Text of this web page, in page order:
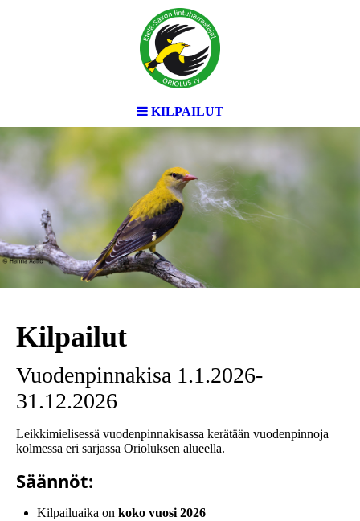
KILPAILUT
Kilpailut
Vuodenpinnakisa 1.1.2026-
31.12.2026
Leikkimielisessä vuodenpinnakisassa kerätään vuodenpinnoja
kolmessa eri sarjassa Orioluksen alueella.
Säännöt:
Kilpailuaika on koko vuosi 2026